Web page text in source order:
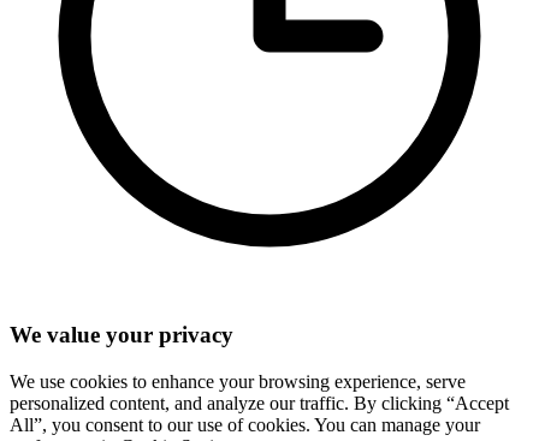
We value your privacy
We use cookies to enhance your browsing experience, serve
personalized content, and analyze our traffic. By clicking “Accept
All”, you consent to our use of cookies. You can manage your